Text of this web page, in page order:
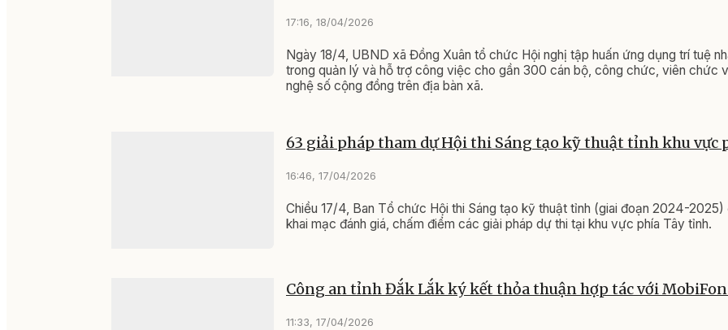
17:16, 18/04/2026
Ngày 18/4, UBND xã Đồng Xuân tổ chức Hội nghị tập huấn ứng dụng trí tuệ
trong quản lý và hỗ trợ công việc cho gần 300 cán bộ, công chức, viên chức
nghệ số cộng đồng trên địa bàn xã.
63 giải pháp tham dự Hội thi Sáng tạo kỹ thuật tỉnh khu vực
16:46, 17/04/2026
Chiều 17/4, Ban Tổ chức Hội thi Sáng tạo kỹ thuật tỉnh (giai đoạn 2024-
khai mạc đánh giá, chấm điểm các giải pháp dự thi tại khu vực phía Tây tỉnh.
Công an tỉnh Đắk Lắk ký kết thỏa thuận hợp tác với
11:33, 17/04/2026